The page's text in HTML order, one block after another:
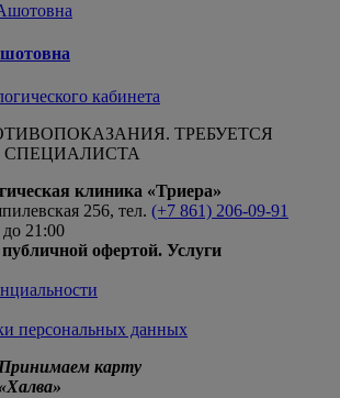
кабинета
ТРЕБУЕТСЯ
СПЕЦИАЛИСТА
клиника «Триера»
256, тел. (+7 861) 206-09-91
21:00
офертой. Услуги
персональных данных
Принимаем карту